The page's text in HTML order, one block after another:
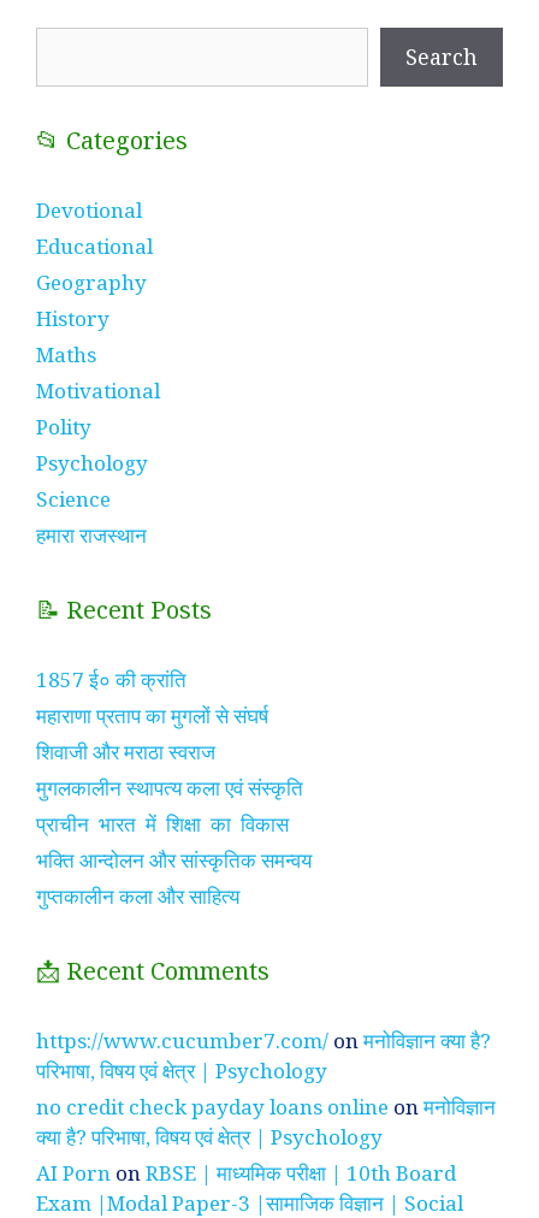
Search
📂 Categories
Devotional
Educational
Geography
History
Maths
Motivational
Polity
Psychology
Science
हमारा राजस्थान
📝 Recent Posts
1857 ई० की क्रांति
महाराणा प्रताप का मुगलों से संघर्ष
शिवाजी और मराठा स्वराज
मुगलकालीन स्थापत्य कला एवं संस्कृति
प्राचीन भारत में शिक्षा का विकास
भक्ति आन्दोलन और सांस्कृतिक समन्वय
गुप्तकालीन कला और साहित्य
📩 Recent Comments
https://www.cucumber7.com/ onमनोविज्ञान क्या है?
परिभाषा, विषय एवं क्षेत्र | Psychology
no credit check payday loans online onमनोविज्ञान
क्या है? परिभाषा, विषय एवं क्षेत्र | Psychology
AI Porn onRBSE | माध्यमिक परीक्षा | 10th Board
Exam |Modal Paper-3 |सामाजिक विज्ञान | Social